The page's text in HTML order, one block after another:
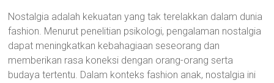
Nostalgia adalah kekuatan yang tak terelakkan dalam dunia
fashion. Menurut penelitian psikologi, pengalaman nostalgia
dapat meningkatkan kebahagiaan seseorang dan
memberikan rasa koneksi dengan orang-orang serta
budaya tertentu. Dalam konteks fashion anak, nostalgia ini